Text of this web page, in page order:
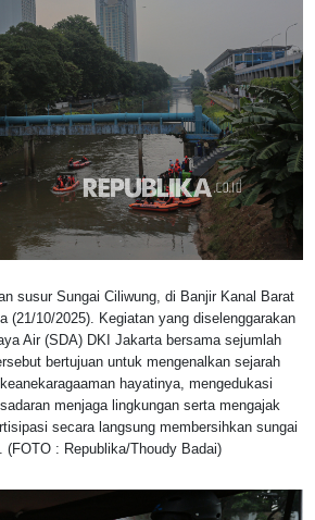
susur Sungai Ciliwung, di Banjir Kanal Barat
(21/10/2025). Kegiatan yang diselenggarakan
Air (SDA) DKI Jakarta bersama sejumlah
bertujuan untuk mengenalkan sejarah
hayatinya, mengedukasi
menjaga lingkungan serta mengajak
secara langsung membersihkan sungai
(FOTO : Republika/Thoudy Badai)